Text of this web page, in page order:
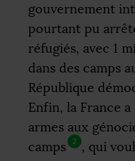
gouvernement
pourtant pu
réfugiés, avec 1
dans des camps
République
Enfin, la France
armes aux
camps
2
, qui